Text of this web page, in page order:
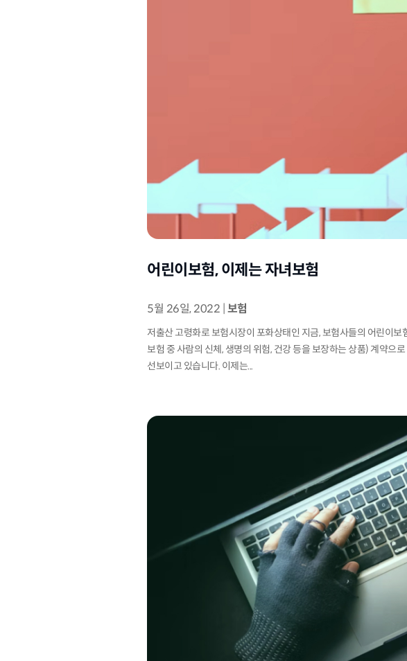
어린이보험, 이제는 자녀보험
5월 26일, 2022 보험
저출산 고령화로 보험시장이 포화상태인 지금, 보험사들의 어린이
보험 중 사람의 신체, 생명의 위험, 건강 등을 보장하는 상품) 계약으
선보이고 있습니다. 이제는...